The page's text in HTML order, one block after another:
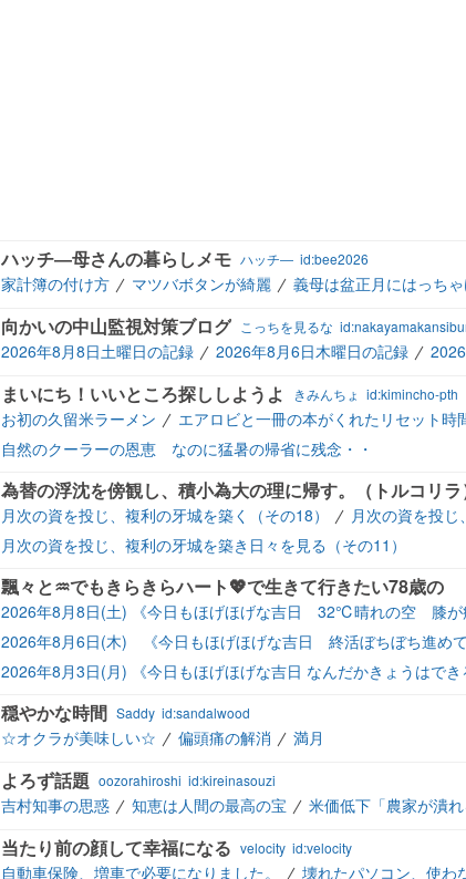
ハッチ―母さんの暮らしメモ ハッチ― id:bee2026
家計簿の付け方 マツバボタンが綺麗 義母は盆正月にはっち
向かいの中山監視対策ブログ こっちを見るな
2026年8月8日土曜日の記録 2026年8月6日木曜日の記録
まいにち！いいところ探ししようよ きみんちょ id:kimincho-pth
お初の久留米ラーメン
エアロビと一冊の本がくれたリセット
自然のクーラーの恩恵 なのに猛暑の帰省に残念・・
為替の浮沈を傍観し、積小為大の理に帰す。（トルコリラ
月次の資を投じ、複利の牙城を築く（その18）
月次の資を投じ
月次の資を投じ、複利の牙城を築き日々を見る（その11）
2026年8月8日(土) 《今日もほげほげな吉日 32℃晴れの空 膝が
2026年8月6日(木) 《今日もほげほげな吉日 終活ぼちぼち進めて
2026年8月3日(月) 《今日もほげほげな吉日 なんだかきょうはでき
穏やかな時間 Saddy id:sandalwood
☆オクラが美味しい☆ 偏頭痛の解消 満月
よろず話題 oozorahiroshi id:kireinasouzi
吉村知事の思惑 知恵は人間の最高の宝 米価低下「農家が潰
当たり前の顔して幸福になる velocity id:velocity
自動車保険、増車で必要になりました。 壊れたパソコン、使わ